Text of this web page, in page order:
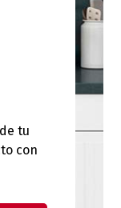
tu
con